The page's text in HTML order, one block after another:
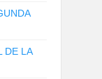
DE LA